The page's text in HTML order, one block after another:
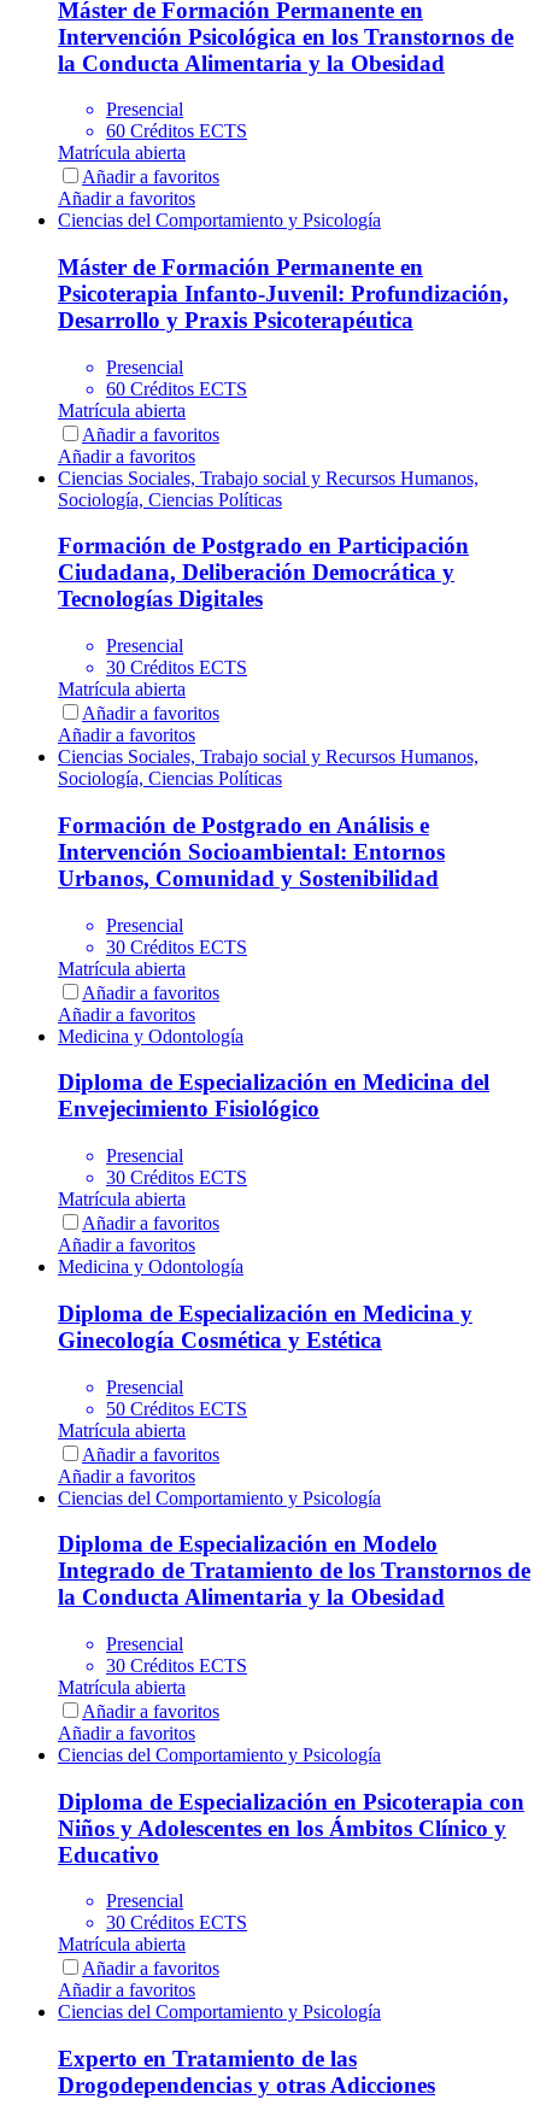
Máster de Formación Permanente en
Intervención Psicológica en los Transtornos de
la Conducta Alimentaria y la Obesidad
Presencial
60 Créditos ECTS
Matrícula abierta
Añadir a favoritos
Añadir a favoritos
Ciencias del Comportamiento y Psicología
Máster de Formación Permanente en
Psicoterapia Infanto-Juvenil: Profundización,
Desarrollo y Praxis Psicoterapéutica
Presencial
60 Créditos ECTS
Matrícula abierta
Añadir a favoritos
Añadir a favoritos
Ciencias Sociales, Trabajo social y Recursos Humanos,
Sociología, Ciencias Políticas
Formación de Postgrado en Participación
Ciudadana, Deliberación Democrática y
Tecnologías Digitales
Presencial
30 Créditos ECTS
Matrícula abierta
Añadir a favoritos
Añadir a favoritos
Ciencias Sociales, Trabajo social y Recursos Humanos,
Sociología, Ciencias Políticas
Formación de Postgrado en Análisis e
Intervención Socioambiental: Entornos
Urbanos, Comunidad y Sostenibilidad
Presencial
30 Créditos ECTS
Matrícula abierta
Añadir a favoritos
Añadir a favoritos
Medicina y Odontología
Diploma de Especialización en Medicina del
Envejecimiento Fisiológico
Presencial
30 Créditos ECTS
Matrícula abierta
Añadir a favoritos
Añadir a favoritos
Medicina y Odontología
Diploma de Especialización en Medicina y
Ginecología Cosmética y Estética
Presencial
50 Créditos ECTS
Matrícula abierta
Añadir a favoritos
Añadir a favoritos
Ciencias del Comportamiento y Psicología
Diploma de Especialización en Modelo
Integrado de Tratamiento de los Transtornos de
la Conducta Alimentaria y la Obesidad
Presencial
30 Créditos ECTS
Matrícula abierta
Añadir a favoritos
Añadir a favoritos
Ciencias del Comportamiento y Psicología
Diploma de Especialización en Psicoterapia con
Niños y Adolescentes en los Ámbitos Clínico y
Educativo
Presencial
30 Créditos ECTS
Matrícula abierta
Añadir a favoritos
Añadir a favoritos
Ciencias del Comportamiento y Psicología
Experto en Tratamiento de las
Drogodependencias y otras Adicciones